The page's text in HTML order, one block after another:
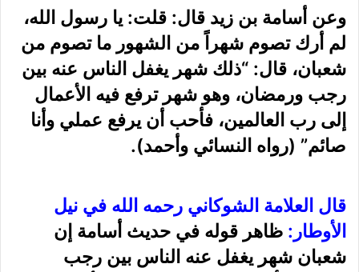
وعن أسامة بن زيد قال: قلت: يا رسول الله،
لم أرك تصوم شهراً من الشهور ما تصوم من
شعبان، قال: “ذلك شهر يغفل الناس عنه بين
رجب ورمضان، وهو شهر ترفع فيه الأعمال
إلى رب العالمين، فأحب أن يرفع عملي وأنا
صائم” (رواه النسائي وأحمد).
قال العلامة الشوكاني رحمه الله في نيل
الأوطار: ظاهر قوله في حديث أسامة إن
شعبان شهر يغفل عنه الناس بين رجب